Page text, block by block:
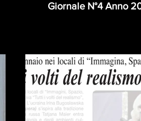
Giornale N°4 Anno